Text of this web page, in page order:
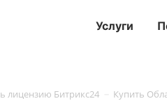
Услуги
лицензию Битрикс24 Купить